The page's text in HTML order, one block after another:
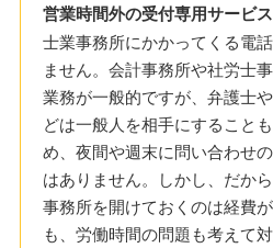
営業時間外の受付専用サービ
士業事務所にかかってくる電
ません。会計事務所や社労士
業務が一般的ですが、弁護士
どは一般人を相手にすること
め、夜間や週末に問い合わせ
はありません。しかし、だか
事務所を開けておくのは経費
も、労働時間の問題も考えて